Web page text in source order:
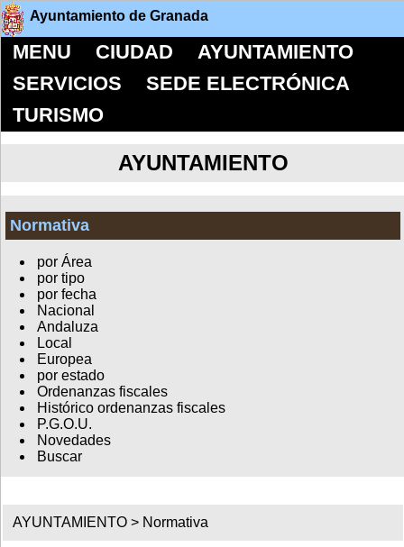
Ayuntamiento de Granada
MENU CIUDAD
AYUNTAMIENTO
SERVICIOS
SEDE ELECTRÓNICA
TURISMO
AYUNTAMIENTO
Normativa
por Área
por tipo
por fecha
Nacional
Andaluza
Local
Europea
por estado
Ordenanzas fiscales
Histórico ordenanzas fiscales
P.G.O.U.
Novedades
Buscar
AYUNTAMIENTO > Normativa